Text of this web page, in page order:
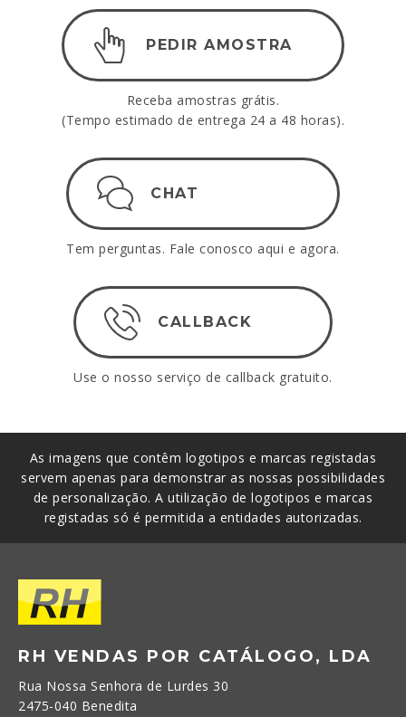
PEDIR AMOSTRA
Receba amostras grátis.
(Tempo estimado de entrega 24 a 48 horas).
CHAT
Tem perguntas. Fale conosco aqui e agora.
CALLBACK
Use o nosso serviço de callback gratuito.
As imagens que contêm logotipos e marcas registadas
servem apenas para demonstrar as nossas possibilidades
de personalização. A utilização de logotipos e marcas
registadas só é permitida a entidades autorizadas.
RH VENDAS POR CATÁLOGO, LDA
Rua Nossa Senhora de Lurdes 30
2475-040 Benedita